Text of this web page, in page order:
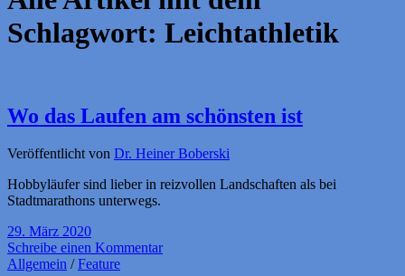
Schlagwort: Leichtathletik
Wo das Laufen am schönsten ist
Veröffentlicht von Dr. Heiner Boberski
Hobbyläufer sind lieber in reizvollen Landschaften als bei
Stadtmarathons unterwegs.
29. März 2020
Schreibe einen Kommentar
Allgemein /Feature